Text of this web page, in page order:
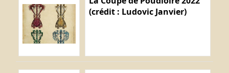
(crédit : Ludovic Janvier)